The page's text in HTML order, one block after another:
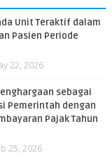
Unit Teraktif dalam
Pasien Periode
22, 2026
sebagai
Pemerintah dengan
Pajak Tahun
25, 2026